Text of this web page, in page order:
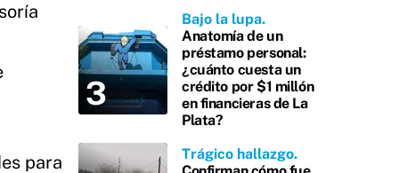
para
Bajo la lupa
Anatomía de un
préstamo personal:
¿cuánto cuesta un
crédito por $1 millón
en financieras de La
Plata?
Trágico hallazgo